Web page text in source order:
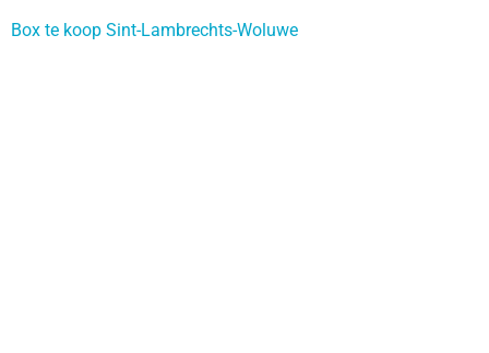
Box te koop Sint-Lambrechts-Woluwe